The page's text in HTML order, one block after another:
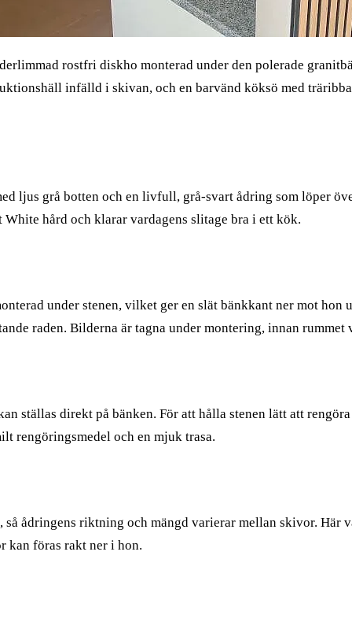
rostfri diskho monterad under den polerade
infälld i skivan, och en barvänd köksö med
ljus grå botten och en livfull, grå-svart ådring som löper
White hård och klarar vardagens slitage bra i ett kök.
under stenen, vilket ger en slät bänkkant ner mot
raden. Bilderna är tagna under montering, innan rummet
ställas direkt på bänken. För att hålla stenen lätt att
rengöringsmedel och en mjuk trasa.
ådringens riktning och mängd varierar mellan skivor.
kan föras rakt ner i hon.